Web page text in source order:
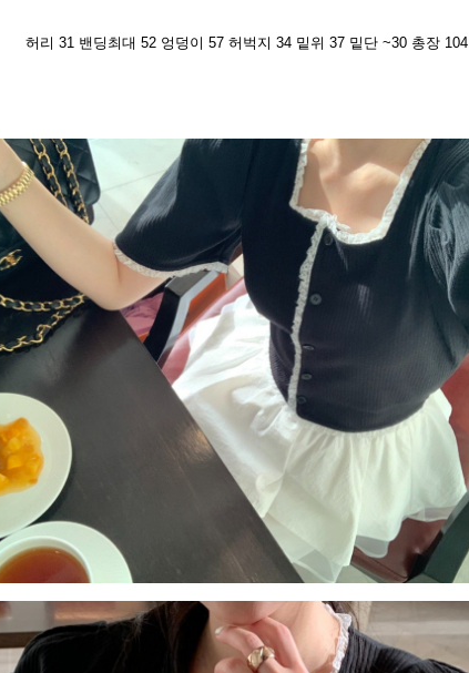
허리 31 밴딩최대 52 엉덩이 57 허벅지 34 밑위 37 밑단 ~30 총장 104